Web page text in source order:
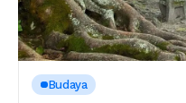
Budaya